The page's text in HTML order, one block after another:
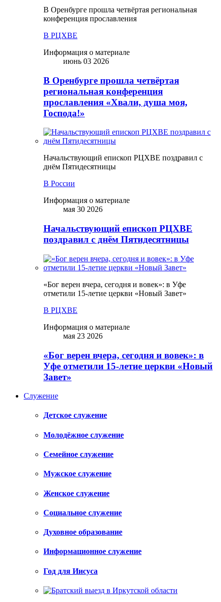
В Оренбурге прошла четвёртая региональная
конференция прославления
В РЦХВЕ
Информация о материале
июнь 03 2026
В Оренбурге прошла четвёртая
региональная конференция
прославления «Хвали, душа моя,
Господа!»
Начальствующий епископ РЦХВЕ поздравил с
днём Пятидесятницы
В России
Информация о материале
мая 30 2026
Начальствующий епископ РЦХВЕ
поздравил с днём Пятидесятницы
«Бог верен вчера, сегодня и вовек»: в Уфе
отметили 15-летие церкви «Новый Завет»
В РЦХВЕ
Информация о материале
мая 23 2026
«Бог верен вчера, сегодня и вовек»: в
Уфе отметили 15-летие церкви «Новый
Завет»
Служение
Детское служение
Молодёжное служение
Семейное служение
Мужское служение
Женское служение
Социальное служение
Духовное образование
Информационное служение
Год для Иисуса